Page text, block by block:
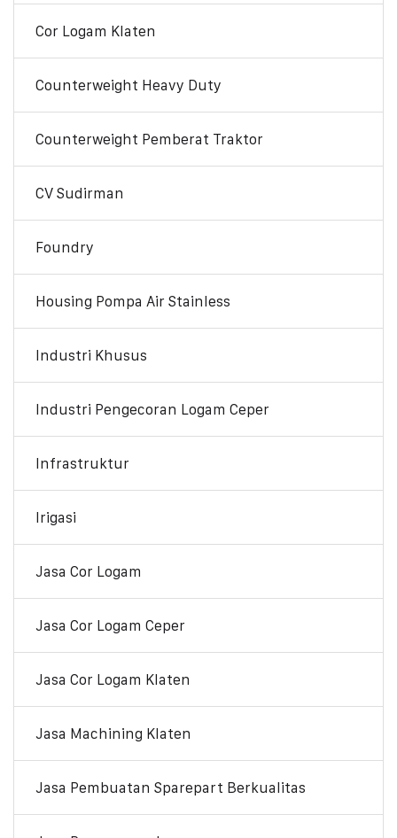
Cor Logam Klaten
Counterweight Heavy Duty
Counterweight Pemberat Traktor
CV Sudirman
Foundry
Housing Pompa Air Stainless
Industri Khusus
Industri Pengecoran Logam Ceper
Infrastruktur
Irigasi
Jasa Cor Logam
Jasa Cor Logam Ceper
Jasa Cor Logam Klaten
Jasa Machining Klaten
Jasa Pembuatan Sparepart Berkualitas